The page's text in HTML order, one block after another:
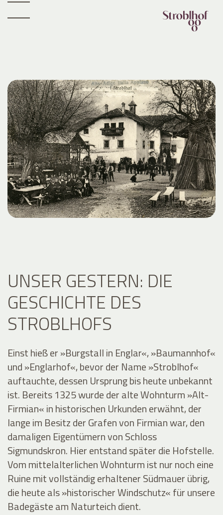
UNSER GESTERN: DIE
GESCHICHTE DES
STROBLHOFS
Einst hieß er »Burgstall in Englar«, »Baumannhof«
und »Englarhof«, bevor der Name »Stroblhof«
auftauchte, dessen Ursprung bis heute unbekannt
ist. Bereits 1325 wurde der alte Wohnturm »Alt-
Firmian« in historischen Urkunden erwähnt, der
lange im Besitz der Grafen von Firmian war, den
damaligen Eigentümern von Schloss
Sigmundskron. Hier entstand später die Hofstelle.
Vom mittelalterlichen Wohnturm ist nur noch eine
Ruine mit vollständig erhaltener Südmauer übrig,
die heute als »historischer Windschutz« für unsere
Badegäste am Naturteich dient.